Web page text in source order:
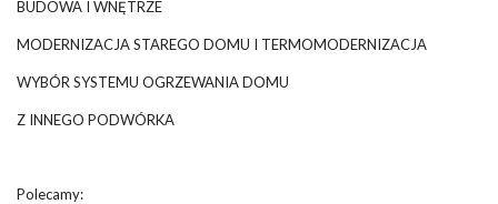
BUDOWA I WNĘTRZE
MODERNIZACJA STAREGO DOMU I TERMOMODERNIZACJA
WYBÓR SYSTEMU OGRZEWANIA DOMU
Z INNEGO PODWÓRKA
Polecamy: